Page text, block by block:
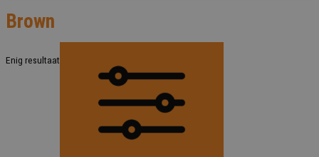
Brown
Enig resultaat